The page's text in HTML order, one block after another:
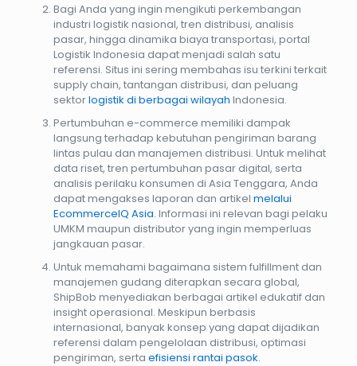
Bagi Anda yang ingin mengikuti perkembangan
industri logistik nasional, tren distribusi, analisis
pasar, hingga dinamika biaya transportasi, portal
Logistik Indonesia dapat menjadi salah satu
referensi. Situs ini sering membahas isu terkini terkait
supply chain, tantangan distribusi, dan peluang
sektorlogistik di berbagai wilayah Indonesia.
Pertumbuhan e-commerce memiliki dampak
langsung terhadap kebutuhan pengiriman barang
lintas pulau dan manajemen distribusi. Untuk melihat
data riset, tren pertumbuhan pasar digital, serta
analisis perilaku konsumen di Asia Tenggara, Anda
dapat mengakses laporan dan artikel melalui
EcommerceIQ Asia. Informasi ini relevan bagi pelaku
UMKM maupun distributor yang ingin memperluas
jangkauan pasar.
Untuk memahami bagaimana sistem fulfillment dan
manajemen gudang diterapkan secara global,
ShipBob menyediakan berbagai artikel edukatif dan
insight operasional. Meskipun berbasis
internasional, banyak konsep yang dapat dijadikan
referensi dalam pengelolaan distribusi, optimasi
pengiriman, serta efisiensi rantai pasok.